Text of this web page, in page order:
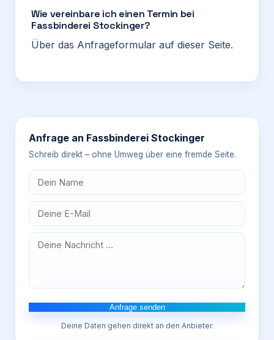
Wie vereinbare ich einen Termin bei
Fassbinderei Stockinger?
Über das Anfrageformular auf dieser Seite.
Anfrage an Fassbinderei Stockinger
Schreib direkt – ohne Umweg über eine fremde Seite.
Anfrage senden
Deine Daten gehen direkt an den Anbieter.